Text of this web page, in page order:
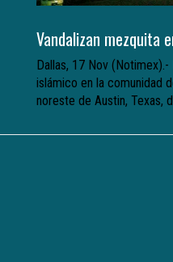
Vandalizan mezquita
Dallas, 17 Nov
islámico en la comunidad
noreste de Austin, Texas,